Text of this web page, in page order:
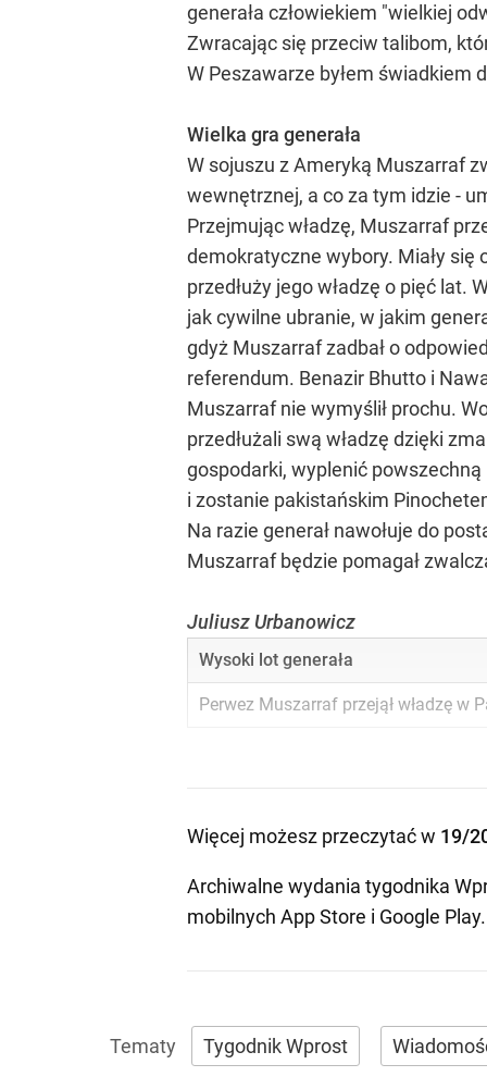
generała człowiekiem "wielkiej
Zwracając się przeciw talibom,
W Peszawarze byłem świadkiem
Wielka gra generała
W sojuszu z Ameryką Muszarraf
wewnętrznej, a co za tym idzie -
Przejmując władzę, Muszarraf
demokratyczne wybory. Miały się
przedłuży jego władzę o pięć lat.
jak cywilne ubranie, w jakim
gdyż Muszarraf zadbał o
referendum. Benazir Bhutto i
Muszarraf nie wymyślił prochu.
przedłużali swą władzę dzięki
gospodarki, wyplenić
i zostanie pakistańskim
Na razie generał nawołuje do
Muszarraf będzie pomagał
Juliusz Urbanowicz
Wysoki lot generała
Perwez Muszarraf przejął władzę
Więcej możesz przeczytać w 19/
Archiwalne wydania tygodnika
mobilnych App Store i Google Play.
Tygodnik Wprost